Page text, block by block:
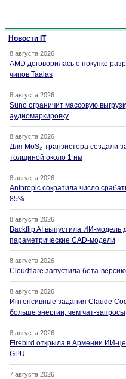
Новости IT
8 августа 2026
AMD договорилась о покупке
чипов Taalas
8 августа 2026
Suno ограничит массовую
аудиомаркировку
8 августа 2026
Для MoS₂-транзистора создали
толщиной около 1 нм
8 августа 2026
Anthropic сократила число
85%
8 августа 2026
Backflip AI выпустила ИИ-модель
параметрические CAD-модели
8 августа 2026
Cloudflare запустила бета-
8 августа 2026
Интенсивные задания Claude
больше энергии, чем чат-запросы
8 августа 2026
Firebird открыла в Армении ИИ-
GPU
7 августа 2026